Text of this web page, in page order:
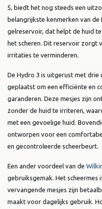
5, biedt het nog steeds een
belangrijkste kenmerken van
gelreservoir, dat helpt de huid
het scheren. Dit reservoir zorgt
irritaties te verminderen.
De Hydro 3 is uitgerust met drie
geplaatst om een efficiënte en
garanderen. Deze mesjes zijn
zonder de huid te irriteren,
met een gevoelige huid.
ontworpen voor een
en gecontroleerde scheerbeurt.
Een ander voordeel van de
gebruiksgemak. Het scheermes
vervangende mesjes zijn
maakt voor dagelijks gebruik.